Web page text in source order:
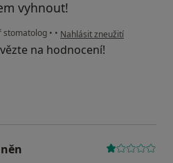
vyhnout!
stomatolog • • podle názoru uživatele Váš
Nahlásit zneužití
na hodnocení!